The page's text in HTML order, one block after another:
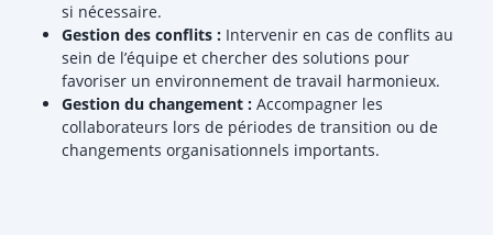
si nécessaire.
Gestion des conflits : Intervenir en cas de conflits au
sein de l’équipe et chercher des solutions pour
favoriser un environnement de travail harmonieux.
Gestion du changement : Accompagner les
collaborateurs lors de périodes de transition ou de
changements organisationnels importants.